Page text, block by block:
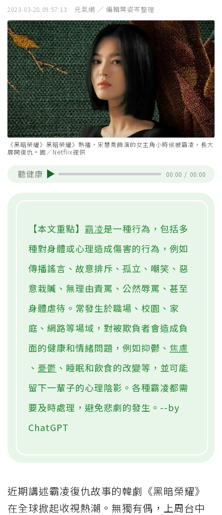
2023-03-28 09:57:13 元氣網 ／ 編輯葉姿岑整理
《黑暗榮耀》黑暗榮耀》熱播，宋慧喬飾演的女主角小時候被霸凌，長大
展開復仇。圖／Netflix提供
聽健康 00:00 / 00:00
【本文重點】 霸凌是一種行為，包括多
種對身體或心理造成傷害的行為，例如
傳播謠言、故意排斥、孤立、嘲笑、惡
意栽贓、無理由責罵、公然辱罵、甚至
身體虐待。常發生於職場、校園、家
庭、網路等場域，對被欺負者會造成負
面的健康和情緒問題，例如抑鬱、 焦慮
、 憂鬱 、睡眠和飲食的改變等，並可能
留下一輩子的心理陰影。各種霸凌都需
要及時處理，避免悲劇的發生。--by
ChatGPT
近期講述霸凌復仇故事的韓劇《黑暗榮耀》
在全球掀起收視熱潮。無獨有偶，上周台中